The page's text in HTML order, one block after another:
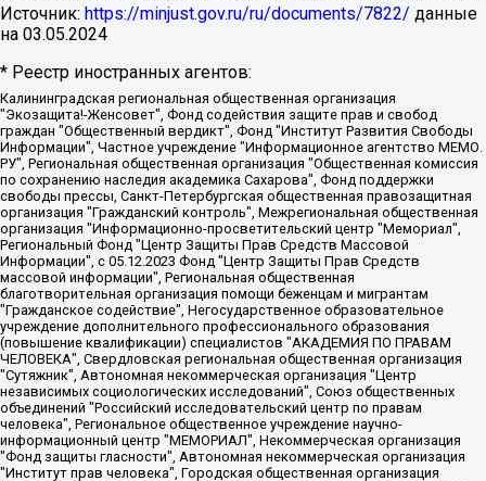
Источник: https://minjust.gov.ru/ru/documents/7822/ данные
на 03.05.2024
* Реестр иностранных агентов:
Калининградская региональная общественная организация "Экозащита!-Женсовет", Фонд содействия защите прав и свобод граждан "Общественный вердикт", Фонд "Институт Развития Свободы Информации", Частное учреждение "Информационное агентство МЕМО. РУ", Региональная общественная организация "Общественная комиссия по сохранению наследия академика Сахарова", Фонд поддержки свободы прессы, Санкт-Петербургская общественная правозащитная организация "Гражданский контроль", Межрегиональная общественная организация "Информационно-просветительский центр "Мемориал", Региональный Фонд "Центр Защиты Прав Средств Массовой Информации", с 05.12.2023 Фонд "Центр Защиты Прав Средств массовой информации", Региональная общественная благотворительная организация помощи беженцам и мигрантам "Гражданское содействие", Негосударственное образовательное учреждение дополнительного профессионального образования (повышение квалификации) специалистов "АКАДЕМИЯ ПО ПРАВАМ ЧЕЛОВЕКА", Свердловская региональная общественная организация "Сутяжник", Автономная некоммерческая организация "Центр независимых социологических исследований", Союз общественных объединений "Российский исследовательский центр по правам человека", Региональное общественное учреждение научно-информационный центр "МЕМОРИАЛ", Некоммерческая организация "Фонд защиты гласности", Автономная некоммерческая организация "Институт прав человека", Городская общественная организация "Екатеринбургское общество "МЕМОРИАЛ", Городская общественная организация "Рязанское историко-просветительское и правозащитное общество "Мемориал" (Рязанский Мемориал), Челябинский региональный орган общественной самодеятельности – женское общественное объединение "Женщины Евразии", Челябинский региональный орган общественной самодеятельности "Уральская правозащитная группа", Фонд содействия защите здоровья и социальной справедливости имени Андрея Рылькова, Автономная Некоммерческая Организация "Аналитический Центр Юрия Левады", Автономная некоммерческая организация социальной поддержки населения "Проект Апрель", Региональная общественная организация помощи женщинам и детям, находящимся в кризисной ситуации "Информационно-методический центр "Анна", Фонд содействия развитию массовых коммуникаций и правовому просвещению "Так-так-Так", Фонд содействия устойчивому развитию "Серебряная тайга", Свердловский региональный общественный фонд социальных проектов "Новое время", "Idel.Реалии", Кавказ.Реалии, Крым.Реалии, Телеканал Настоящее Время, Татаро-башкирская служба Радио Свобода (Azatliq Radiosi), Радио Свободная Европа/Радио Свобода (PCE/PC), "Сибирь.Реалии", "Фактограф", Благотворительный фонд помощи осужденным и их семьям, Автономная некоммерческая организация "Институт глобализации и социальных движений", Фонд "В защиту прав заключенных", Частное учреждение "Центр поддержки и содействия развитию средств массовой информации", Пензенский региональный общественный благотворительный фонд "Гражданский союз", "Север.Реалии", Некоммерческая организация Фонд "Правовая инициатива", Общество с ограниченной ответственностью "Радио Свободная Европа/Радио Свобода", Чешское информационное агентство "MEDIUM-ORIENT", Красноярская региональная общественная организация "Мы против СПИДа", Камалягин Денис Николаевич, Маркелов Сергей Евгеньевич, Пономарев Лев Александрович, Савицкая Людмила Алексеевна, Автономная некоммерческая организация "Центр по работе с проблемой насилия "НАСИЛИЮ.НЕТ", Межрегиональный профессиональный союз работников здравоохранения "Альянс врачей", Юридическое лицо, зарегистрированное в Латвийской Республике, SIA "Medusa Project" (регистрационный номер 40103797863, дата регистрации 10.06.2014), Некоммерческая организация "Фонд по борьбе с коррупцией", Автономная некоммерческая организация "Институт права и публичной политики", Баданин Роман Сергеевич, Гликин Максим Александрович, Железнова Мария Михайловна, Лукьянова Юлия Сергеевна, Маетная Елизавета Витальевна, Маняхин Петр Борисович, Чуракова Ольга Владимировна, Ярош Юлия Петровна, Юридическое лицо "The Insider SIA", зарегистрированное в Риге, Латвийская Республика (дата регистрации 26.06.2015), являющееся администратором доменного имени интернет-издания "The Insider SIA", https://theins.ru, Постернак Алексей Евгеньевич, Рубин Михаил Аркадьевич, Анин Роман Александрович, Юридическое лицо Istories fonds, зарегистрированное в Латвийской Республике (регистрационный номер 50008295751, дата регистрации 24.02.2020), Великовский Дмитрий Александрович, Долинина Ирина Николаевна, Мароховская Алеся Алексеевна, Шлейнов Роман Юрьевич, Шмагун Олеся Валентиновна, Общество с ограниченной ответственностью "Альтаир 2021", Общество с ограниченной ответственностью "Вега 2021", Общество с ограниченной ответственностью "Главный редактор 2021", Общество с ограниченной ответственностью "Ромашки монолит", Важенков Артем Валерьевич, Ивановская областная общественная организация "Центр гендерных исследований", Гурман Юрий Альбертович, Медиапроект "ОВД-Инфо", Егоров Владимир Владимирович, Жилинский Владимир Александрович, Общество с ограниченной ответственностью "ЗП", Иванова София Юрьевна, Карезина Инна Павловна, Кильтау Екатерина Викторовна, Петров Алексей Викторович, Пискунов Сергей Евгеньевич, Смирнов Сергей Сергеевич, Тихонов Михаил Сергеевич, Общество с ограниченной ответственностью "ЖУРНАЛИСТ-ИНОСТРАННЫЙ АГЕНТ", Арапова Галина Юрьевна, Вольтская Татьяна Анатольевна, Американская компания "Mason G.E.S. Anonymous Foundation" (США), являющаяся владельцем интернет-издания https://mnews.world/, Компания "Stichting Bellingcat", зарегистрированная в Нидерландах (дата регистрации 11.07.2018), Захаров Андрей Вячеславович, Клепиковская Екатерина Дмитриевна, Общество с ограниченной ответственностью "МЕМО", Перл Роман Александрович, Симонов Евгений Алексеевич, Соловьева Елена Анатольевна, Сотников Даниил Владимирович, Сурначева Елизавета Дмитриевна, Автономная некоммерческая организация по защите прав человека и информированию населения "Якутия – Наше Мнение", Общество с ограниченной ответственностью "Москоу диджитал медиа", с 26.01.2023 Общество с ограниченной ответственностью "Чайка Белые сады", Ветошкина Валерия Валерьевна, Заговора Максим Александрович, Межрегиональное общественное движение "Российская ЛГБТ - сеть", Оленичев Максим Владимирович, Павлов Иван Юрьевич, Скворцова Елена Сергеевна, Общество с ограниченной ответственностью "Как бы инагент", Кочетков Игорь Викторович, Общество с ограниченной ответственностью "Честные выборы", Еланчик Олег Александрович, Общество с ограниченной ответственностью "Нобелевский призыв", Гималова Регина Эмилевна, Григорьев Андрей Валерьевич, Григорьева Алина Александровна, Ассоциация по содействию защите прав призывников, альтернативнослужащих и военнослужащих "Правозащитная группа "Гражданин.Армия.Право", Хисамова Регина Фаритовна, Автономная некоммерческая организация по реализации социально-правовых программ "Лилит", Дальневосточное общественное движение "Маяк", Санкт-Петербургская ЛГБТ-инициативная группа "Выход", Инициативная группа ЛГБТ+ "Реверс", Алексеев Андрей Викторович, Бекбулатова Таисия Львовна, Беляев Иван Михайлович, Владыкина Елена Сергеевна, Гельман Марат Александрович, Никульшина Вероника Юрьевна, Толоконникова Надежда Андреевна, Шендерович Виктор Анатольевич, Общество с ограниченной ответственностью "Данное сообщение", Общество с ограниченной ответственностью Издательский дом "Новая глава", Айнбиндер Александра Александровна, Московский комьюнити-центр для ЛГБТ+инициатив, Благотворительный фонд развития филантропии, Deutsche Welle (Германия, Kurt-Schumacher-Strasse 3, 53113 Bonn), Борзунова Мария Михайловна, Воробьев Виктор Викторович, Голубева Анна Львовна, Константинова Алла Михайловна, Малкова Ирина Владимировна, Мурадов Мурад Абдулгалимович, Осетинская Елизавета Николаевна, Понасенков Евгений Николаевич, Ганапольский Матвей Юрьевич, Киселев Евгений Алексеевич, Борухович Ирина Григорьевна, Дремин Иван Тимофеевич, Дубровский Дмитрий Викторович, Красноярская региональная общественная организация поддержки и развития альтернативных образовательных технологий и межкультурных коммуникаций "ИНТЕРРА", Маяковская Екатерина Алексеевна, Фейгин Марк Захарович, Филимонов Андрей Викторович, Дзугкоева Регина Николаевна, Доброхотов Роман Александрович, Дудь Юрий Александрович, Елкин Сергей Владимирович, Кругликов Кирилл Игоревич, Сабунаева Мария Леонидовна, Семенов Алексей Владимирович, Шаинян Карен Багратович, Шульман Екатерина Михайловна, Асафьев Артур Валерьевич, Вахштайн Виктор Семенович, Венедиктов Алексей Алексеевич, Лушникова Екатерина Евгеньевна, Волков Леонид Михайлович, Невзоров Александр Глебович, Пархоменко Сергей Борисович, Сироткин Ярослав Николаевич, Кара-Мурза Владимир Владимирович, Баранова Наталья Владимировна, Гозман Леонид Яковлевич, Кагарлицкий Борис Юльевич, Климарев Михаил Валерьевич, Милов Владимир Станиславович, Автономная некоммерческая организация Краснодарский центр современного искусства "Типография", Моргенштерн Алишер Тагирович, Соболь Любовь Эдуардовна, Общество с ограниченной ответственностью "ЛИЗА НОРМ", Каспаров Гарри Кимович, Ходорковский Михаил Борисович, Общество с ограниченной ответственностью "Апрельские тезисы", Данилович Ирина Брониславовна, Кашин Олег Владимирович, Петров Николай Владимирович, Пивоваров Алексей Владимирович, Соколов Михаил Владимирович, Цветкова Юлия Владимировна, Чичваркин Евгений Александрович, Комитет против пыток/Команда против пыток, Общество с ограниченной ответственностью "Первый научный", Общество с ограниченной ответственностью "Вертолет и ко", Белоцерковская Вероника Борисовна, Кац Максим Евгеньевич, Лазарева Татьяна Юрьевна, Шаведдинов Руслан Табризович, Яшин Илья Валерьевич, Общество с ограниченной ответственностью "Иноагент ААВ", Алешковский Дмитрий Петрович, Альбац Евгения Марковна, Быков Дмитрий Львович, Галямина Юлия Евгеньевна, Лойко Сергей Леонидович, Мартынов Кирилл Константинович, Медведев Сергей Александрович, Крашенинников Федор Геннадиевич, Гордеева Катерина Вл